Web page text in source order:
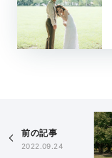
前の記事
2022.09.24